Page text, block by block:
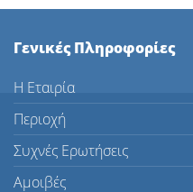
Γενικές Πληροφορίες
Η Εταιρία
Περιοχή
Συχνές Ερωτήσεις
Αμοιβές